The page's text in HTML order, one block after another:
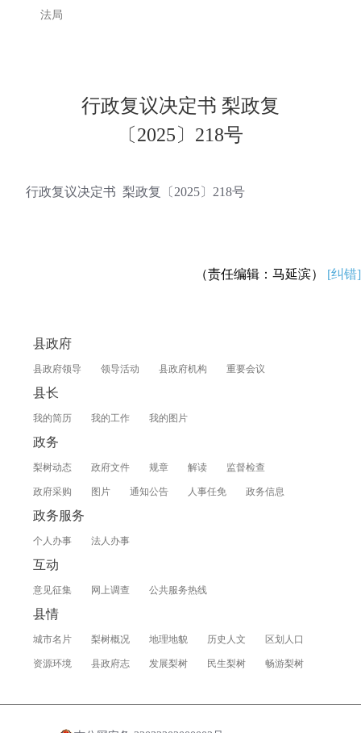
法局
行政复议决定书 梨政复
〔2025〕218号
行政复议决定书 梨政复〔2025〕218号
（责任编辑：马延滨） [纠错]
县政府
县政府领导 领导活动 县政府机构 重要会议
县长
我的简历 我的工作 我的图片
政务
梨树动态 政府文件 规章 解读 监督检查
政府采购 图片 通知公告 人事任免 政务信息
政务服务
个人办事 法人办事
互动
意见征集 网上调查 公共服务热线
县情
城市名片 梨树概况 地理地貌 历史人文 区划人口
资源环境 县政府志 发展梨树 民生梨树 畅游梨树